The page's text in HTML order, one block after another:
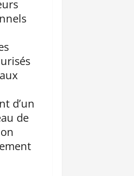
d’un
de